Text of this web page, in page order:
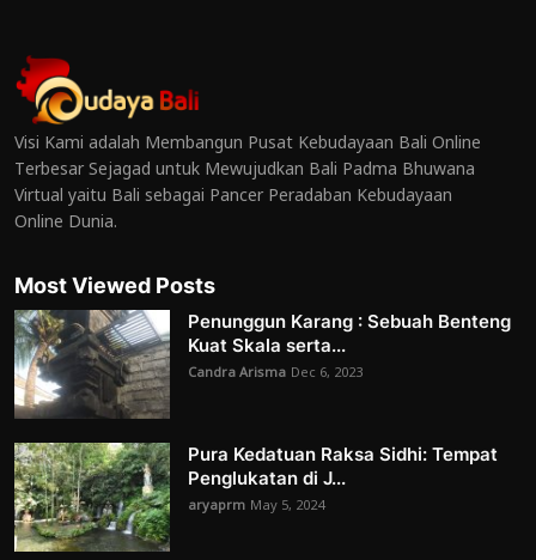
Visi Kami adalah Membangun Pusat Kebudayaan Bali Online
Terbesar Sejagad untuk Mewujudkan Bali Padma Bhuwana
Virtual yaitu Bali sebagai Pancer Peradaban Kebudayaan
Online Dunia.
Most Viewed Posts
Penunggun Karang : Sebuah Benteng
Kuat Skala serta...
Candra Arisma Dec 6, 2023
Pura Kedatuan Raksa Sidhi: Tempat
Penglukatan di J...
aryaprm May 5, 2024